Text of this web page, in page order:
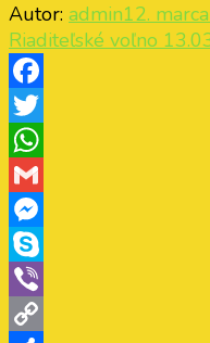
Autor: admin12.
Riaditeľské voľno
Facebook
Twitter
WhatsApp
Gmail
Messenger
Skype
Viber